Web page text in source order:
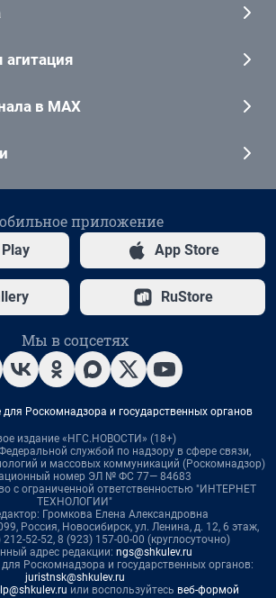
в MAX
приложение
App Store
RuStore
Мы в соцсетях
Роскомнадзора и государственных органов
издание «НГС.НОВОСТИ» (18+)
службой по надзору в сфере связи,
и массовых коммуникаций (Роскомнадзор)
номер ЭЛ № ФС 77— 84683
с ограниченной ответственностью "ИНТЕРНЕТ
ТЕХНОЛОГИИ"
Громкова Елена Александровна
Россия, Новосибирск, ул. Ленина, д. 12, 6 этаж,
52-52, 8 (923) 157-00-00 (круглосуточно)
адрес редакции: ngs@shkulev.ru
Роскомнадзора и государственных органов:
juristnsk@shkulev.ru
или воспользуйтесь веб-формой